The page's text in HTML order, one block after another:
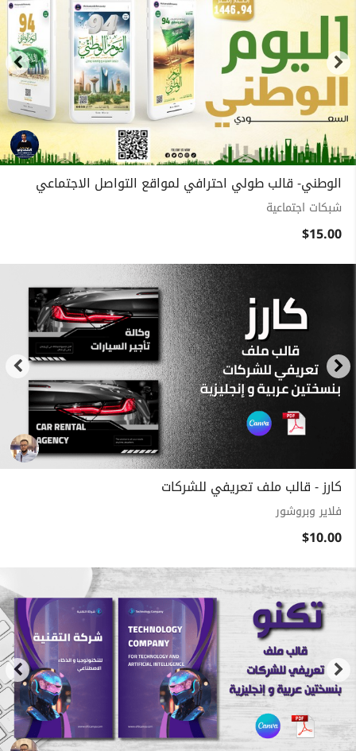
الوطني- قالب طولي احترافي لمواقع التواصل الاجتماعي
شبكات اجتماعية
$15.00
كارز - قالب ملف تعريفي للشركات
فلاير وبروشور
$10.00